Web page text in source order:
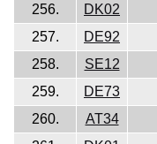
256.
DK02
257.
DE92
258.
SE12
259.
DE73
260.
AT34